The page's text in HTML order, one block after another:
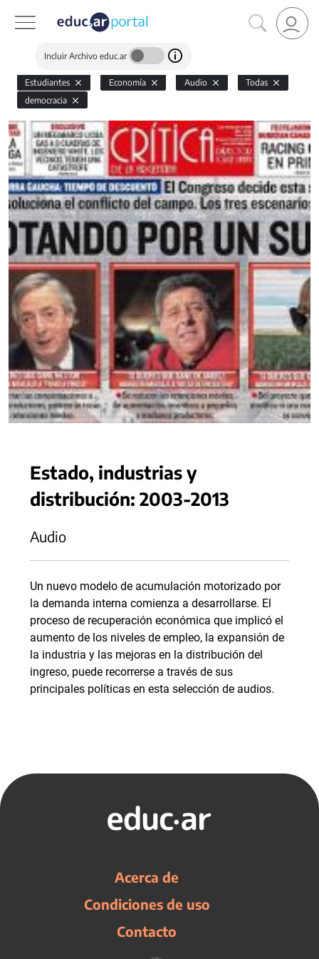
Incluir Archivo educ.ar
Estudiantes Economía Audio
Todas
democracia
Estado, industrias y
distribución: 2003-2013
Audio
Un nuevo modelo de acumulación motorizado por
la demanda interna comienza a desarrollarse. El
proceso de recuperación económica que implicó el
aumento de los niveles de empleo, la expansión de
la industria y las mejoras en la distribución del
ingreso, puede recorrerse a través de sus
principales políticas en esta selección de audios.
Acerca de
Condiciones de uso
Contacto